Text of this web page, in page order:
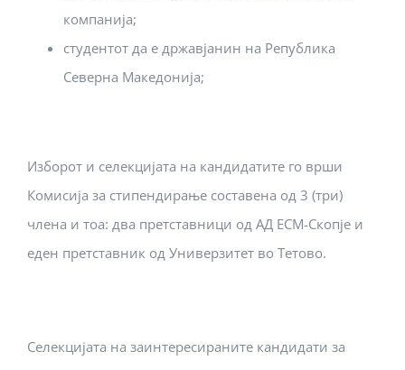
компанија;
студентот да е државјанин на Република
Северна Македонија;
Изборот и селекцијата на кандидатите го врши
Комисија за стипендирање составена од 3 (три)
члена и тоа: два претставници од АД ЕСМ-Скопје и
еден претставник од Универзитет во Тетово.
Селекцијата на заинтересираните кандидати за